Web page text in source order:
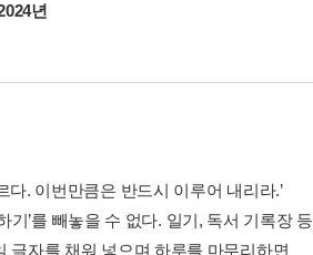
년
. 이번만큼은 반드시 이루어 내리라.’
기’를 빼놓을 수 없다. 일기, 독서 기록장 등
글자를 채워 넣으며 하루를 마무리하면